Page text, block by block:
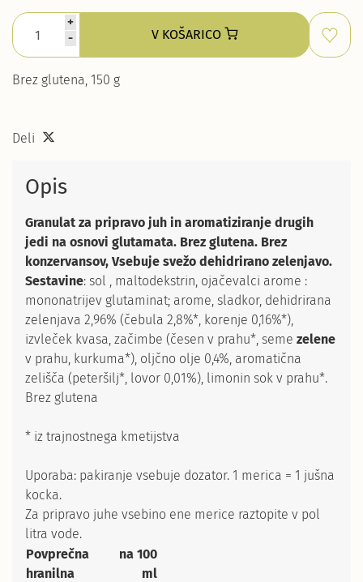
+
-
V KOŠARICO
Brez glutena, 150 g
Deli
Opis
Granulat za pripravo juh in aromatiziranje drugih
jedi na osnovi glutamata. Brez glutena. Brez
konzervansov, Vsebuje svežo dehidrirano zelenjavo.
Sestavine: sol , maltodekstrin, ojačevalci arome :
mononatrijev glutaminat; arome, sladkor, dehidrirana
zelenjava 2,96% (čebula 2,8%*, korenje 0,16%*),
izvleček kvasa, začimbe (česen v prahu*, seme zelene
v prahu, kurkuma*), oljčno olje 0,4%, aromatična
zelišča (peteršilj*, lovor 0,01%), limonin sok v prahu*.
Brez glutena
* iz trajnostnega kmetijstva
Uporaba: pakiranje vsebuje dozator. 1 merica = 1 jušna
kocka.
Za pripravo juhe vsebino ene merice raztopite v pol
litra vode.
Povprečna
hranilna
na 100
ml